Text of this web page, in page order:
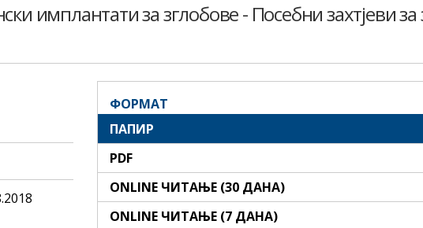
имплантати за зглобове - Посебни захтјеви за
ФОРМАТ
ПАПИР
PDF
ONLINE ЧИТАЊЕ (30 ДАНА)
ONLINE ЧИТАЊЕ (7 ДАНА)